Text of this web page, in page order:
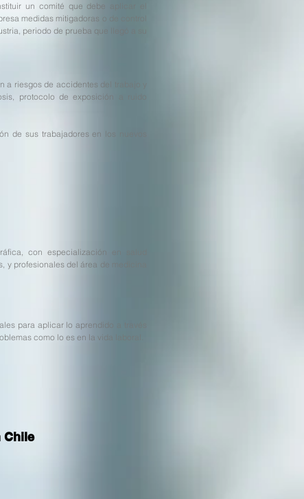
un comité que debe aplicar el
medidas mitigadoras o de control
periodo de prueba que llegó a su
riesgos de accidentes del trabajo y
protocolo de exposición a ruido
de sus trabajadores en los nuevos
con especialización en salud
profesionales del área de medicina
para aplicar lo aprendido a través
como lo es en la vida laboral.
Chile